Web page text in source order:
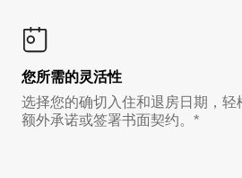
您所需的灵活性
选择您的确切入住和退房日期，
额外承诺或签署书面契约。*